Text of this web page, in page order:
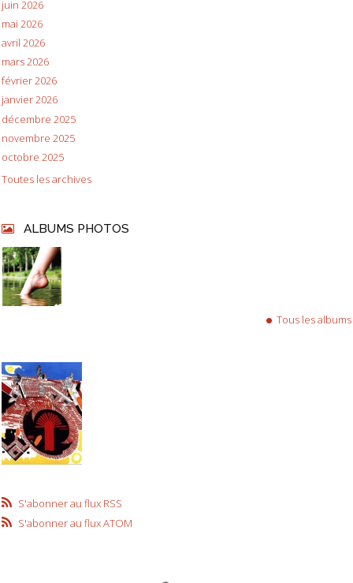
juin 2026
mai 2026
avril 2026
mars 2026
février 2026
janvier 2026
décembre 2025
novembre 2025
octobre 2025
Toutes les archives
ALBUMS PHOTOS
Tous les albums
S'abonner au flux RSS
S'abonner au flux ATOM